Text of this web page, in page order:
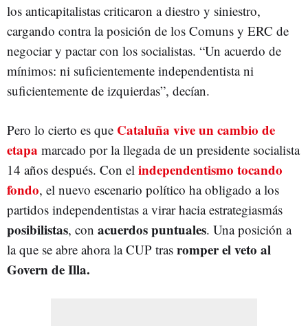
los anticapitalistas criticaron a diestro y siniestro,
cargando contra la posición de los Comuns y ERC de
negociar y pactar con los socialistas. “Un acuerdo de
mínimos: ni suficientemente independentista ni
suficientemente de izquierdas”, decían.
Pero lo cierto es que Cataluña vive un cambio de
etapa marcado por la llegada de un presidente socialista
14 años después. Con el independentismo tocando
fondo, el nuevo escenario político ha obligado a los
partidos independentistas a virar hacia estrategiasmás
posibilistas, con acuerdos puntuales. Una posición a
la que se abre ahora la CUP tras romper el veto al
Govern de Illa.